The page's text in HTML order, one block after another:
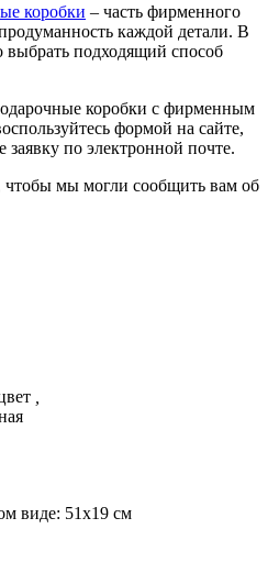
коробки – часть фирменного
каждой детали. В
подходящий способ
коробки с фирменным
формой на сайте,
заявку по электронной почте.
чтобы мы могли сообщить вам об
виде: 51x19 см